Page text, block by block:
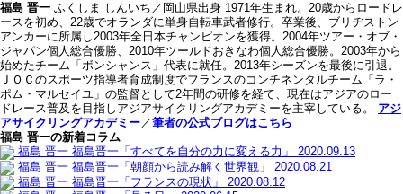
福島 晋一 ふくしま しんいち／岡山県出身 1971年生まれ。20歳からロードレ
ースを初め、22歳でオランダに単身自転車武者修行。卒業後、ブリヂストン
アンカーに所属し2003年全日本チャンピオンを獲得。2004年ツアー・オブ・
ジャパン個人総合優勝、2010年ツールドおきなわ個人総合優勝。2003年から
始めたチーム「ボンシャンス」代表に就任。2013年シーズンを最後に引退。
ＪＯＣのスポーツ指導者育成制度でフランスのコンチネンタルチーム「ラ・
ポム・マルセイユ」の監督として2年間の研修を経て、現在はアジアのロー
ドレース普及を目指しアジアサイクリングアカデミーを主宰している。 アジ
アサイクリングアカデミー／筆者の公式ブログはこちら
福島 晋一の新着コラム
福島 晋一 福島晋一「すべてを自分の力に変える力」
2020.09.13
福島 晋一 福島晋一「朝顔から読み解く世界観」
2020.08.21
福島 晋一 福島晋一「フランスの現状」
2020.08.12